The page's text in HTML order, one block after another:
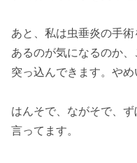
あと、私は虫垂炎の手
あるのが気になるのか
突っ込んできます。やめ
はんそで、ながそで、
言ってます。